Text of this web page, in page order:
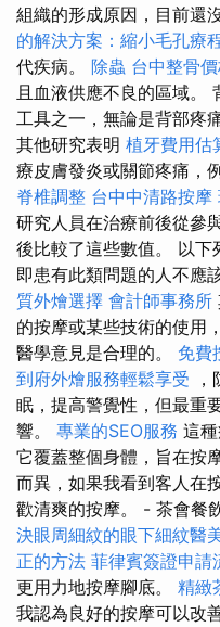
組織的形成原因，目前還
的解決方案：縮小毛孔療
代疾病。 除蟲 台中整骨
且血液供應不良的區域。
工具之一，無論是背部疼
其他研究表明 植牙費用估
療皮膚發炎或關節疼痛，
脊椎調整 台中中清路按摩
研究人員在治療前後從參
後比較了這些數值。 以下
即患有此類問題的人不應
質外燴選擇 會計師事務所
的按摩或某些技術的使用
醫學意見是合理的。 免費
到府外燴服務輕鬆享受
眠，提高警覺性，但最重
響。 專業的SEO服務 這
它覆蓋整個身體，旨在按
而異，如果我看到客人在
歡清爽的按摩。 - 茶會餐
決眼周細紋的眼下細紋醫
正的方法 菲律賓簽證申請
更用力地按摩腳底。 精緻
我認為良好的按摩可以改